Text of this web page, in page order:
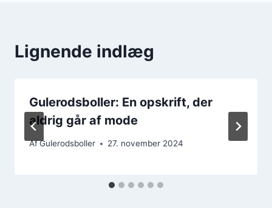
Lignende indlæg
Gulerodsboller: En opskrift, der
aldrig går af mode
AfGulerodsboller 27. november 2024